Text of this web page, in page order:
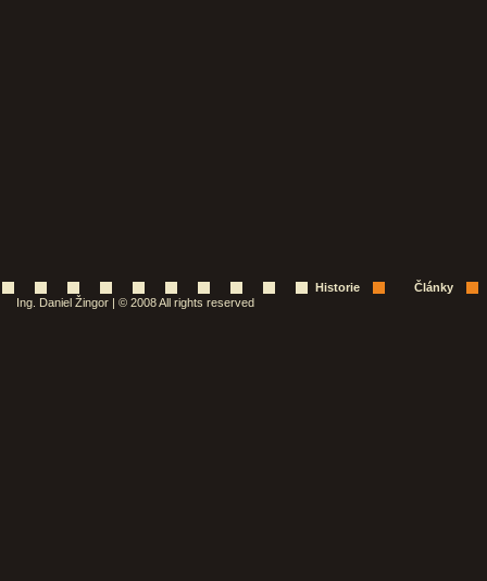
Historie
Články
Ing. Daniel Žingor | © 2008 All rights reserved